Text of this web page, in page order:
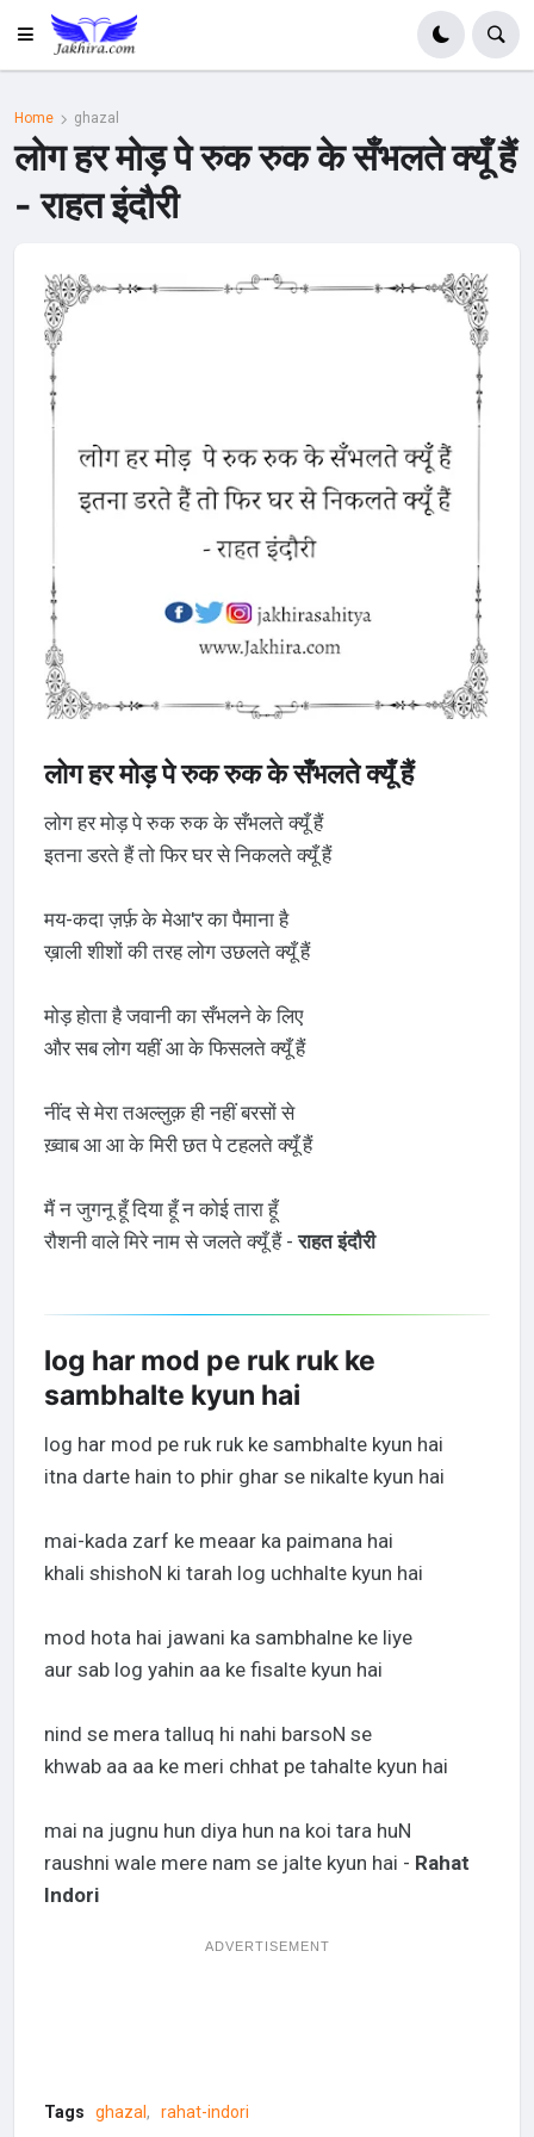
Home ghazal
लोग हर मोड़ पे रुक रुक के सँभलते क्यूँ हैं
- राहत इंदौरी
लोग हर मोड़ पे रुक रुक के सँभलते क्यूँ हैं
लोग हर मोड़ पे रुक रुक के सँभलते क्यूँ हैं
इतना डरते हैं तो फिर घर से निकलते क्यूँ हैं
मय-कदा ज़र्फ़ के मेआ'र का पैमाना है
ख़ाली शीशों की तरह लोग उछलते क्यूँ हैं
मोड़ होता है जवानी का सँभलने के लिए
और सब लोग यहीं आ के फिसलते क्यूँ हैं
नींद से मेरा तअल्लुक़ ही नहीं बरसों से
ख़्वाब आ आ के मिरी छत पे टहलते क्यूँ हैं
मैं न जुगनू हूँ दिया हूँ न कोई तारा हूँ
रौशनी वाले मिरे नाम से जलते क्यूँ हैं -राहत इंदौरी
log har mod pe ruk ruk ke
sambhalte kyun hai
log har mod pe ruk ruk ke sambhalte kyun hai
itna darte hain to phir ghar se nikalte kyun hai
mai-kada zarf ke meaar ka paimana hai
khali shishoN ki tarah log uchhalte kyun hai
mod hota hai jawani ka sambhalne ke liye
aur sab log yahin aa ke fisalte kyun hai
nind se mera talluq hi nahi barsoN se
khwab aa aa ke meri chhat pe tahalte kyun hai
mai na jugnu hun diya hun na koi tara huN
raushni wale mere nam se jalte kyun hai - Rahat
Indori
ADVERTISEMENT
Tags ghazal rahat-indori